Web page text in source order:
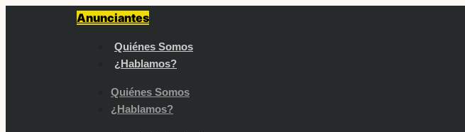
Anunciantes
Quiénes Somos
¿Hablamos?
Quiénes Somos
¿Hablamos?